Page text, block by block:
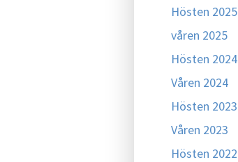
Hösten 2025
våren 2025
Hösten 2024
Våren 2024
Hösten 2023
Våren 2023
Hösten 2022